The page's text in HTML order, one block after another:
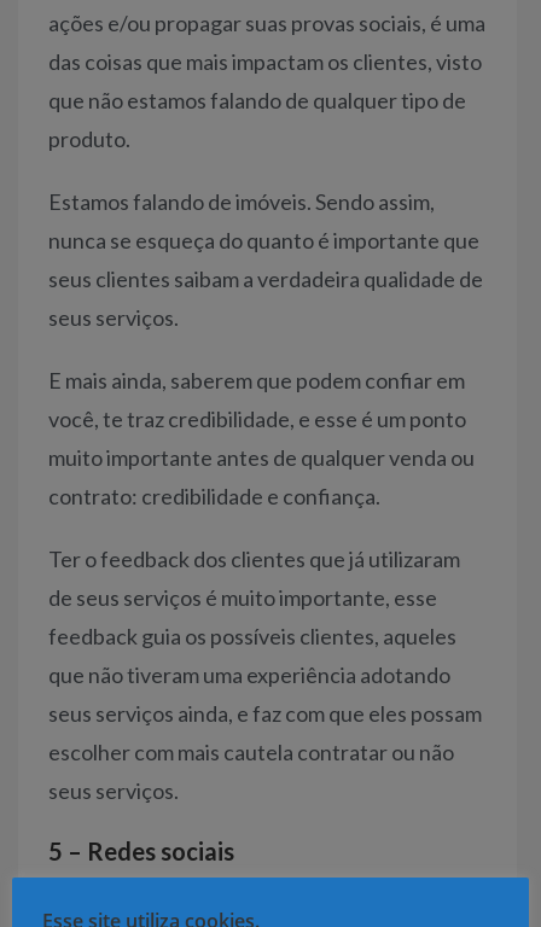
ações e/ou propagar suas provas sociais, é uma
das coisas que mais impactam os clientes, visto
que não estamos falando de qualquer tipo de
produto.
Estamos falando de imóveis. Sendo assim,
nunca se esqueça do quanto é importante que
seus clientes saibam a verdadeira qualidade de
seus serviços.
E mais ainda, saberem que podem confiar em
você, te traz credibilidade, e esse é um ponto
muito importante antes de qualquer venda ou
contrato: credibilidade e confiança.
Ter o feedback dos clientes que já utilizaram
de seus serviços é muito importante, esse
feedback guia os possíveis clientes, aqueles
que não tiveram uma experiência adotando
seus serviços ainda, e faz com que eles possam
escolher com mais cautela contratar ou não
seus serviços.
5 – Redes sociais
As redes sociais são cada vez mais usadas hoje
Esse site utiliza cookies.